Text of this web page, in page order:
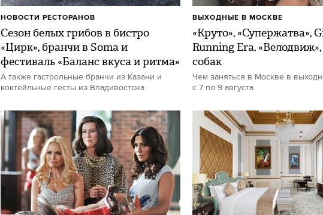
Сезон белых грибов в бистро
«Цирк», бранчи в Soma и
фестиваль «Баланс вкуса и ритма»
А также гастрольные бранчи из Казани и
коктейльные гесты из Владивостока
НОВОСТИ РЕСТОРАНОВ
«Круто», «Супержатва»,
Running Era,
собак
Чем заняться в Москве в
с 7 по 9 августа
ВЫХОДНЫЕ В МОСКВЕ